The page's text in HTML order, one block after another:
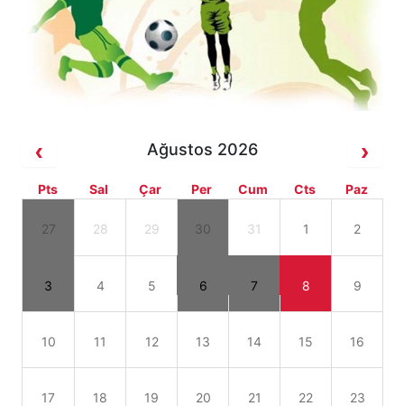
Ağustos 2026
Pts Sal Çar Per Cum Cts Paz
27 28 29 30 31 1 2
3 4 5 6 7 8 9
10 11 12 13 14 15 16
17 18 19 20 21 22 23